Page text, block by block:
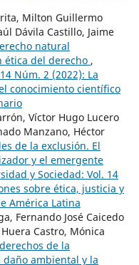
Milton Guillermo
Dávila Castillo, Jaime
natural
ética del derecho ,
Núm. 2 (2022): La
conocimiento científico
Víctor Hugo Lucero
Manzano, Héctor
de la exclusión. El
y el emergente
y Sociedad: Vol. 14
sobre ética, justicia y
América Latina
Fernando José Caicedo
Castro, Mónica
de la
ambiental y la